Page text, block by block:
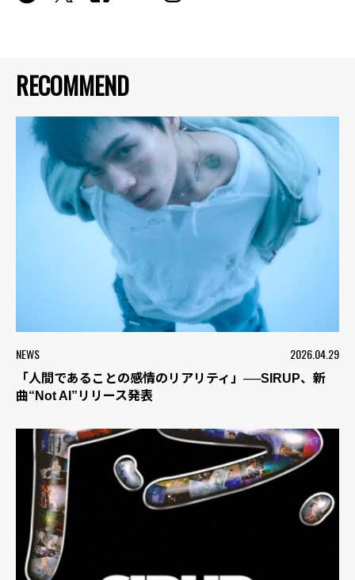
RECOMMEND
NEWS 2026.04.29
「人間であることの感情のリアリティ」──SIRUP、新
曲“Not AI”リリース発表